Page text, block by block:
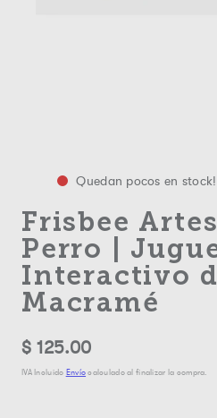
Quedan pocos en stock!
Frisbee
Perro |
Interactivo
Macramé
Precio
regular
$ 125.00
IVA Incluido Envío calculado al finalizar la compra.